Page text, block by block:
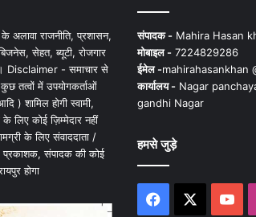
अलावा राजनीति, प्रशासन,
सेहत, ब्यूटी, रोजगार
Disclaimer - समाचार से
तत्वों में उपयोगकर्ताओं
) शामिल होगी स्वामी,
कोई ज़िम्मेदार नहीं
के लिए संवाददाता /
प्रकाशक, संपादक की कोई
होगा
संपादक -Mahira Hasan
मोबाइल -7224829286
ईमेल -mahirahasankhan
कार्यालय -Nagar
gandhi Nagar
हमसे जुड़े
Facebook